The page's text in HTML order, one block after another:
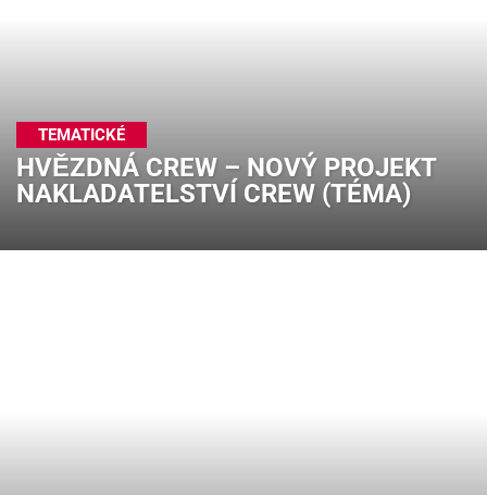
TEMATICKÉ
HVĚZDNÁ CREW – NOVÝ PROJEKT
NAKLADATELSTVÍ CREW (TÉMA)